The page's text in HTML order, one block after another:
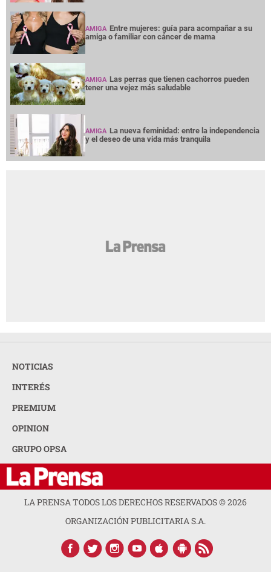
AMIGA Entre mujeres: guía para acompañar a su
amiga o familiar con cáncer de mama
AMIGA Las perras que tienen cachorros pueden
tener una vejez más saludable
AMIGA La nueva feminidad: entre la independencia
y el deseo de una vida más tranquila
NOTICIAS
INTERÉS
PREMIUM
OPINION
GRUPO OPSA
LA PRENSA TODOS LOS DERECHOS RESERVADOS ©2026
ORGANIZACIÓN PUBLICITARIA S.A.